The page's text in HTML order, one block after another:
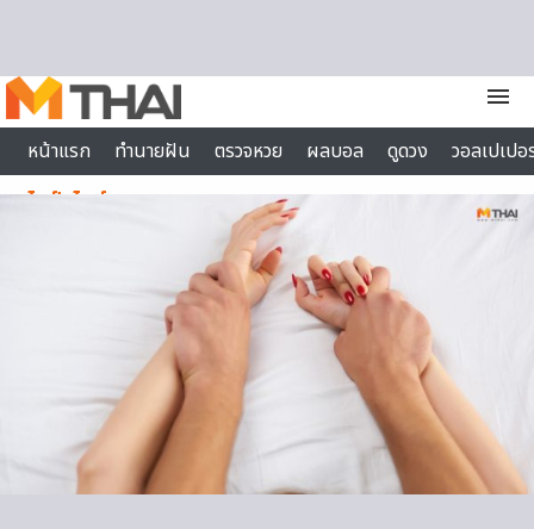
menu
หน้าแรก
ทำนายฝัน ตรวจหวย ผลบอล ดูดวง
วอลเปเป
ไลฟ์สไตล์